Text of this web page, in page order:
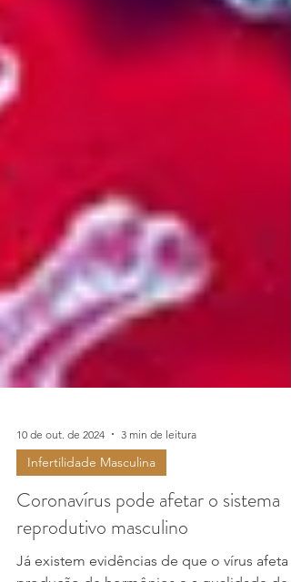
10 de out. de 2024 3 min de leitura
Infertilidade Masculina
Coronavírus pode afetar o sistema
reprodutivo masculino